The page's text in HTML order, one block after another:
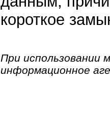
короткое
При использовании
информационное